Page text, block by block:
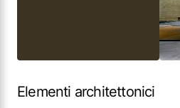
Elementi architettonici